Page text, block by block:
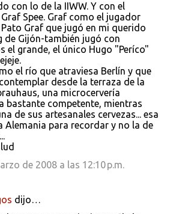
con lo de la IIWW. Y con el
Spee. Graf como el jugador
Graf que jugó en mi querido
de Gijón-también jugó con
el grande, el único Hugo "Períco"
el río que atraviesa Berlín y que
desde la terraza de la
una microcervería
bastante competente, mientras
de sus artesanales cervezas... esa
Alemania para recordar y no la de
de 2008 a las 12:10 p.m.
dijo…